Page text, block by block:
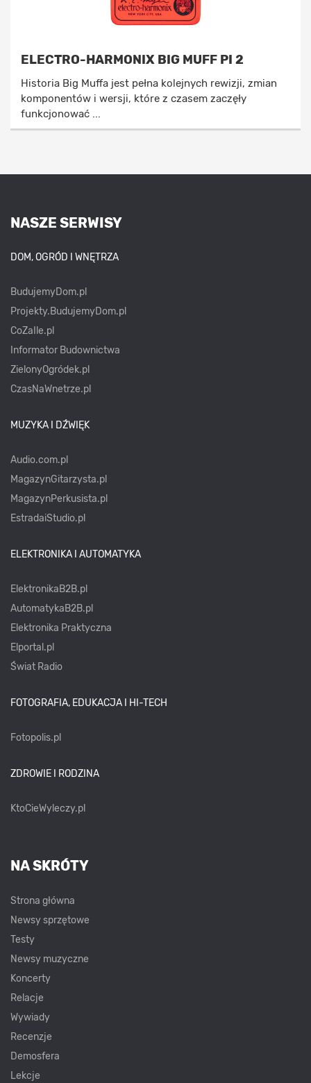
ELECTRO-HARMONIX BIG MUFF PI 2
Historia Big Muffa jest pełna kolejnych rewizji, zmian
komponentów i wersji, które z czasem zaczęły
funkcjonować ...
NASZE SERWISY
DOM, OGRÓD I WNĘTRZA
BudujemyDom.pl
Projekty.BudujemyDom.pl
CoZaIle.pl
Informator Budownictwa
ZielonyOgródek.pl
CzasNaWnetrze.pl
MUZYKA I DŹWIĘK
Audio.com.pl
MagazynGitarzysta.pl
MagazynPerkusista.pl
EstradaiStudio.pl
ELEKTRONIKA I AUTOMATYKA
ElektronikaB2B.pl
AutomatykaB2B.pl
Elektronika Praktyczna
Elportal.pl
Świat Radio
FOTOGRAFIA, EDUKACJA I HI-TECH
Fotopolis.pl
ZDROWIE I RODZINA
KtoCieWyleczy.pl
NA SKRÓTY
Strona główna
Newsy sprzętowe
Testy
Newsy muzyczne
Koncerty
Relacje
Wywiady
Recenzje
Demosfera
Lekcje